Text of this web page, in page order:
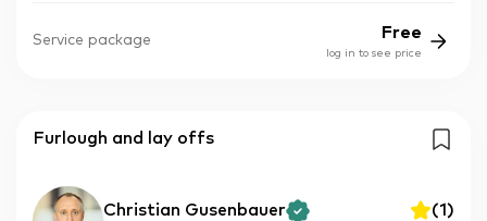
Service package Free
log in to see price
Furlough and lay offs
Christian Gusenbauer (1)